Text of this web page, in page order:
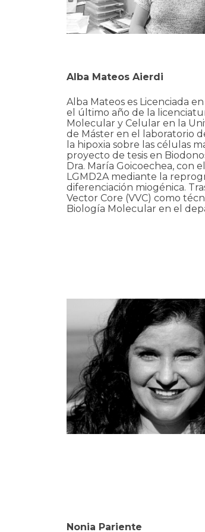
Alba Mateos Aierdi
Alba Mateos es Licenciada
el último año de la
Molecular y Celular en la
de Máster en el laboratorio
la hipoxia sobre las células
proyecto de tesis en
Dra. María Goicoechea, con
LGMD2A mediante la
diferenciación miogénica.
Vector Core (VVC) como
Biología Molecular en el
Nonia Pariente